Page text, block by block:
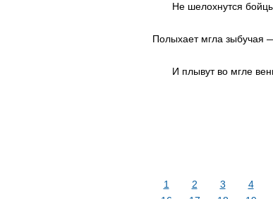
Не шелохнутся
Полыхает мгла зыбучая
И плывут во мгле
1 2 3 4